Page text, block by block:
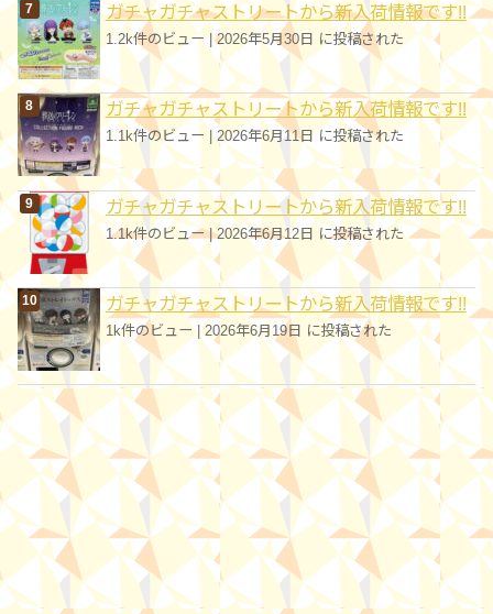
ガチャガチャストリートから新入荷情報です!!
1.2k件のビュー|2026年5月30日 に投稿された
ガチャガチャストリートから新入荷情報です!!
1.1k件のビュー |2026年6月11日 に投稿された
ガチャガチャストリートから新入荷情報です!!
1.1k件のビュー|2026年6月12日 に投稿された
ガチャガチャストリートから新入荷情報です!!
1k件のビュー|2026年6月19日 に投稿された